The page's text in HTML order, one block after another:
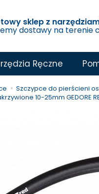
sklep z
dostawy na terenie
Ręczne
Szczypce do pierścieni
10-25mm GEDORE